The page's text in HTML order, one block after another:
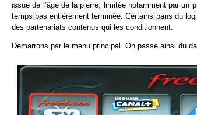
issue de l’âge de la pierre, limitée notamment par
temps pas entièrement terminée. Certains pans du
des partenariats contenus qui les conditionnent.
Démarrons par le menu principal. On passe ainsi du